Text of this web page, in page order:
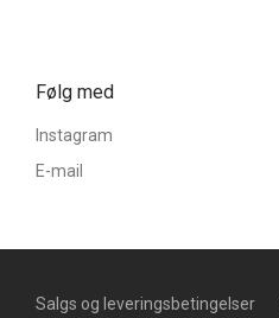
Følg med
Instagram
E-mail
Salgs og leveringsbetingelser